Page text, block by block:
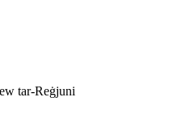
tar-Reġjuni